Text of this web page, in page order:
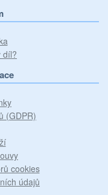
díl?
(GDPR)
cookies
údajů